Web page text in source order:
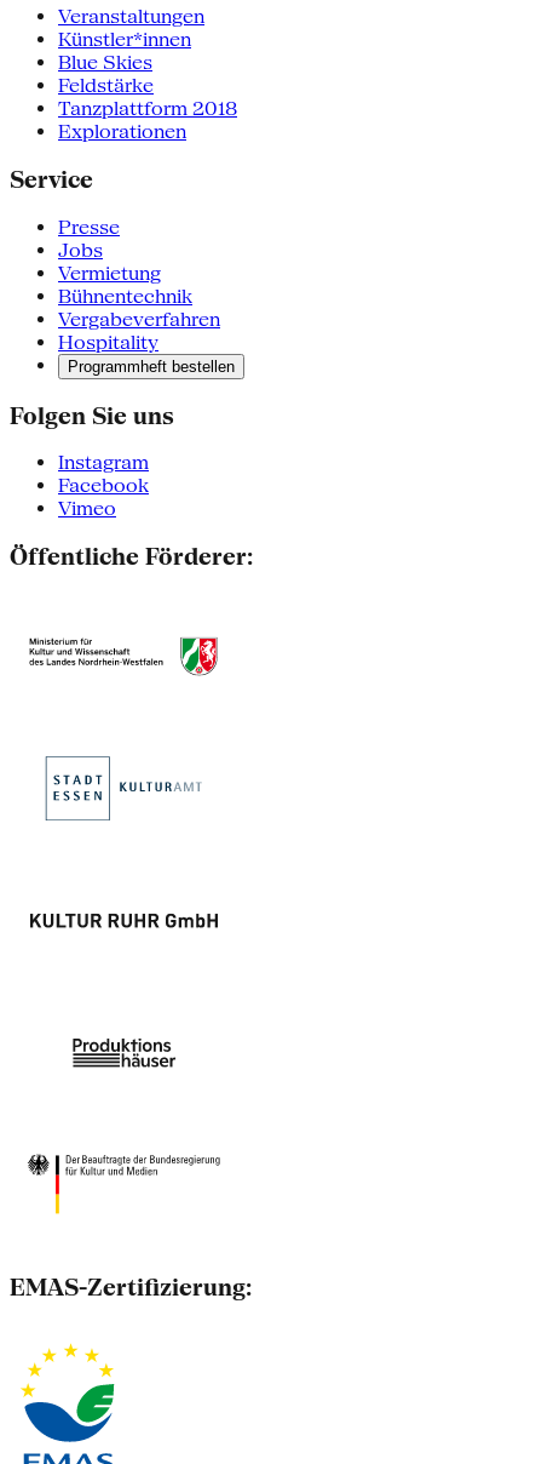
Veranstaltungen
Künstler*innen
Blue Skies
Feldstärke
Tanzplattform 2018
Explorationen
Service
Presse
Jobs
Vermietung
Bühnentechnik
Vergabeverfahren
Hospitality
Programmheft bestellen
Folgen Sie uns
Instagram
Facebook
Vimeo
Öffentliche Förderer:
EMAS-Zertifizierung: